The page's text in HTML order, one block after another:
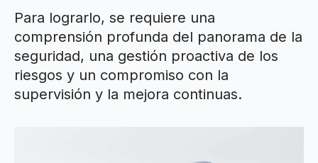
Para lograrlo, se requiere una
comprensión profunda del panorama de la
seguridad, una gestión proactiva de los
riesgos y un compromiso con la
supervisión y la mejora continuas.